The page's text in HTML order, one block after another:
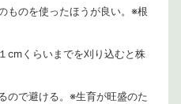
ものを使ったほうが良い。※根
cmくらいまでを刈り込むと株
ので避ける。※生育が旺盛のた